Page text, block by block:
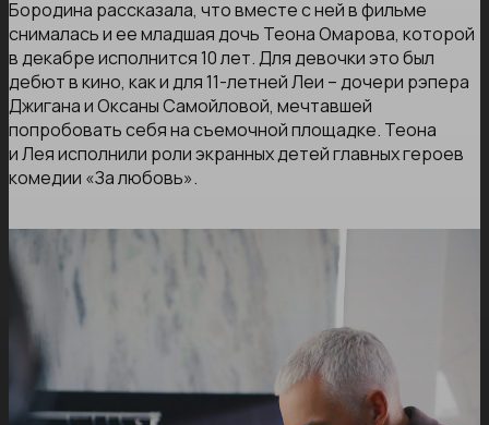
Бородина рассказала, что вместе с ней в фильме
снималась и ее младшая дочь Теона Омарова, которой
в декабре исполнится 10 лет. Для девочки это был
дебют в кино, как и для 11-летней Леи – дочери рэпера
Джигана и Оксаны Самойловой, мечтавшей
попробовать себя на съемочной площадке. Теона
и Лея исполнили роли экранных детей главных героев
комедии «За любовь».